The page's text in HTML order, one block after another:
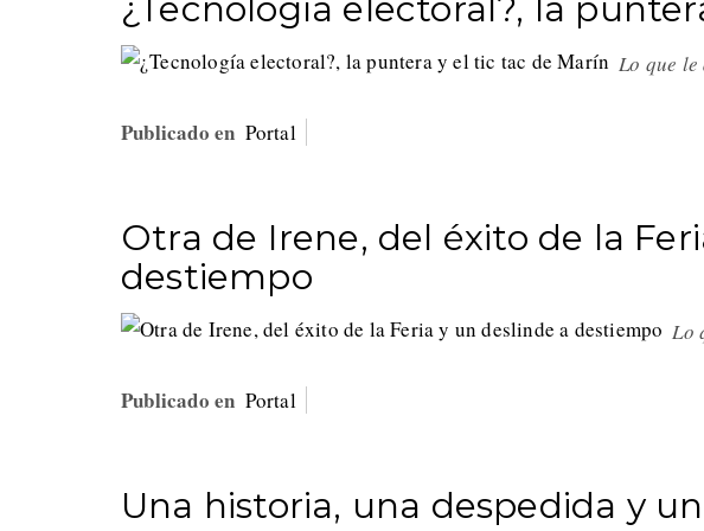
Lo que
Publicado en Portal
Otra de Irene, del éxito de la
destiempo
Lo
Publicado en Portal
Una historia, una despedida y